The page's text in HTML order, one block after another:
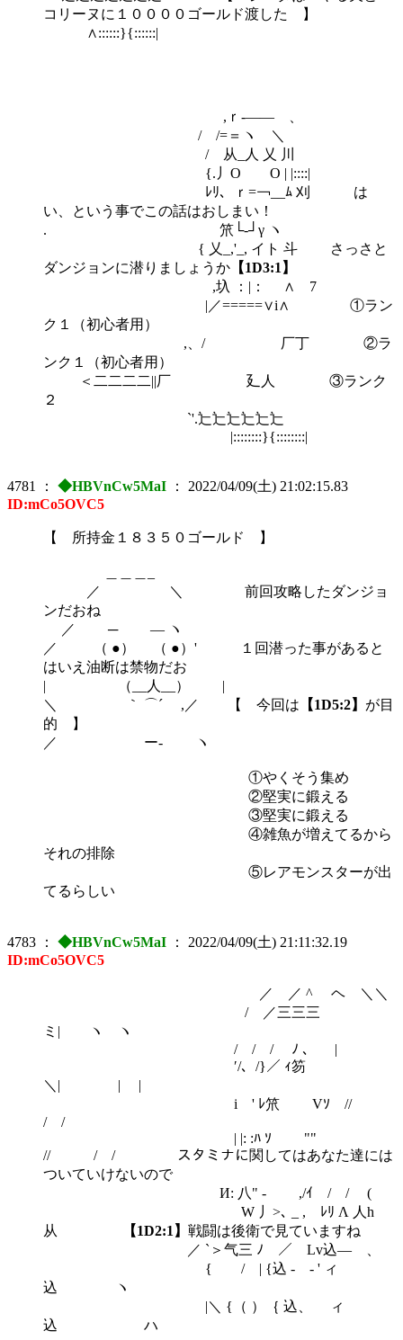
コリーヌに１００００ゴールド渡した 】
∧::::::}{::::::|
,ｒ-―― 、
/ /=＝ヽ ＼
/ 从_人 乂 川
{.丿O O | |::::|
ﾚﾘ、ｒ=￢__ﾑ 刈 は
い、という事でこの話はおしまい！
. 笊└‐┘γ ヽ
{ 乂_,'_, イト 斗 さっさと
ダンジョンに潜りましょうか 【1D3:1】
,圦 ：|： ∧ 7
|／=====∨i∧ ①ラン
ク１（初心者用）
,、/ 厂丁 ②ラ
ンク１（初心者用）
＜二二二二||厂 廴人 ③ランク
２
`'.辷辷辷辷辷辷 ゝ
|::::::::}{::::::::|
4781 ： ◆HBVnCw5MaI ： 2022/04/09(土) 21:02:15.83
ID:mCo5OVC5
【 所持金１８３５０ゴールド 】
／ ＼ 前回攻略したダンジョ
ンだおね
／ ─ ― ヽ
／ （ ●） （ ●）' １回潜った事があると
はいえ油断は禁物だお
| （__人__） |
＼ ｀ ⌒´ ,／ 【 今回は 【1D5:2】 が目
的 】
／ ー‐ ヽ
①やくそう集め
②堅実に鍛える
③堅実に鍛える
④雑魚が増えてるから
それの排除
⑤レアモンスターが出
てるらしい
4783 ： ◆HBVnCw5MaI ： 2022/04/09(土) 21:11:32.19
ID:mCo5OVC5
／ ／ ^ ヘ ＼＼
/ ／三三三
ミ| ヽ ヽ
/ / / ﾉ 、 |
′/、/}／ ｨ笏
＼| | |
i ' ﾚ笊 Vｿ //
/ /
| |: :ﾊ ｿ ""
// / / スタミナに関してはあなた達には
ついていけないので
И: 八" - ,/ｲ / / (
W 丿>､ _ , ﾚﾘ Λ 人h
从
【1D2:1】 戦闘は後衛で見ていますね
／ `＞气三 ﾉ ／ Lv込― 、
{ / | {込 - - ' ィ
込 ヽ
|＼ {（ ）｛ 込、 ィ
込 ハ